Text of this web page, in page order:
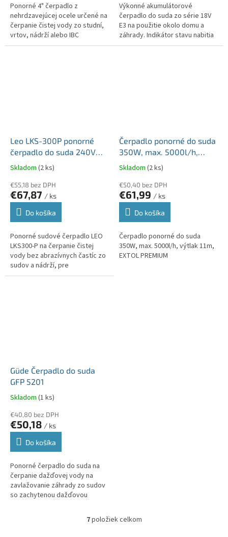
Ponorné 4" čerpadlo z
nehrdzavejúcej ocele určené na
čerpanie čistej vody zo studní,
vrtov, nádrží alebo IBC
kontajnerov a skladovacích
Výkonné akumulátorové
čerpadlo do suda zo série 18V
E3 na použitie okolo domu a
záhrady. Indikátor stavu nabitia
akumulátora, vymeniteľný
Leo LKS-300P ponorné
čerpadlo do suda 240V
0,3kW, kábel 10m
Skladom (2 ks)
€55,18 bez DPH
€67,87 / ks
Do košíka
Ponorné sudové čerpadlo LEO
LKS300-P na čerpanie čistej
vody bez abrazívnych častíc zo
sudov a nádrží, pre
zavlažovacie systémy na
Čerpadlo ponorné do suda
350W, max. 5000l/h,
výtlak 11m, EXTOL
PREMIUM
Skladom (2 ks)
€50,40 bez DPH
€61,99 / ks
Do košíka
Čerpadlo ponorné do suda
350W, max. 5000l/h, výtlak 11m,
EXTOL PREMIUM
Güde Čerpadlo do suda
GFP 5201
Skladom (1 ks)
€40,80 bez DPH
€50,18 / ks
Do košíka
Ponorné čerpadlo do suda na
čerpanie dažďovej vody na
zavlažovanie záhrady zo sudov
so zachytenou dažďovou
zavesí na príslušný držiak v
O
7položiek celkom